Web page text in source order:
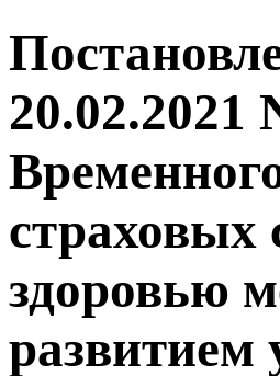
20.02.2021
страховых
здоровью
развитием